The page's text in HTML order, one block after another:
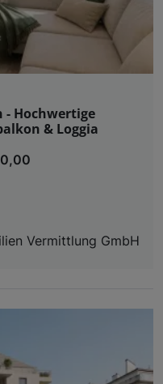
- Hochwertige
& Loggia
Vermittlung GmbH